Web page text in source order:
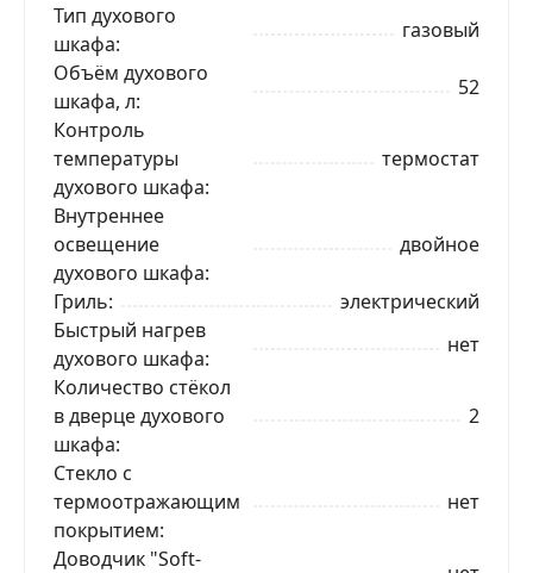
Тип духового
шкафа
газовый
Объём духового
шкафа, л
52
Контроль
температуры
духового шкафа
термостат
Внутреннее
освещение
духового шкафа
двойное
Гриль
электрический
Быстрый нагрев
духового шкафа
нет
Количество стёкол
в дверце духового
шкафа
2
Стекло с
термоотражающим
покрытием
нет
Доводчик "Soft-